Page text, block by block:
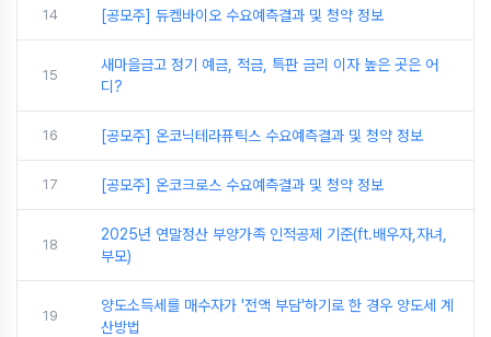
14 [공모주] 듀켐바이오 수요예측결과 및 청약 정보
15
새마을금고 정기 예금, 적금, 특판 금리 이자 높은 곳은 어
디?
16 [공모주] 온코닉테라퓨틱스 수요예측결과 및 청약 정보
17 [공모주] 온코크로스 수요예측결과 및 청약 정보
18
2025년 연말정산 부양가족 인적공제 기준(ft.배우자,자녀,
부모)
19
양도소득세를 매수자가 '전액 부담'하기로 한 경우 양도세 계
산방법